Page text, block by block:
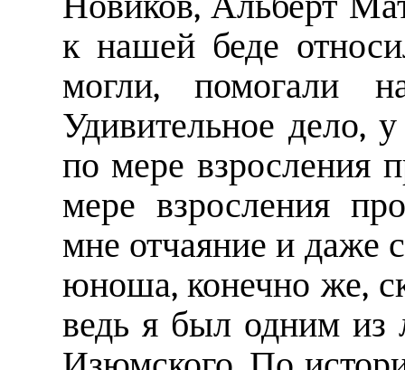
к нашей беде
могли, помогали
Удивительное дело,
по мере взросления
мере взросления
мне отчаяние и даже
юноша, конечно же,
ведь я был одним из